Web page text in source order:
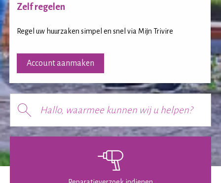
Zelf regelen
Regel uw huurzaken simpel en snel via Mijn Trivire
Account aanmaken